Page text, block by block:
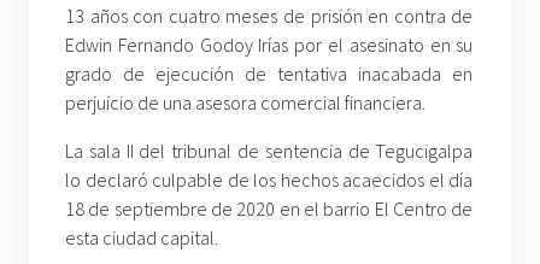
13 años con cuatro meses de prisión en contra de
Edwin Fernando Godoy Irías por el asesinato en su
grado de ejecución de tentativa inacabada en
perjuicio de una asesora comercial financiera.
La sala II del tribunal de sentencia de Tegucigalpa
lo declaró culpable de los hechos acaecidos el día
18 de septiembre de 2020 en el barrio El Centro de
esta ciudad capital.